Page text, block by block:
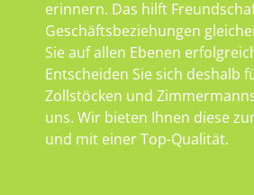
erinnern. Das hilft
Geschäftsbeziehungen
Sie auf allen Ebenen
Entscheiden Sie sich deshalb
Zollstöcken und
uns. Wir bieten Ihnen diese
und mit einer Top-Qualität.